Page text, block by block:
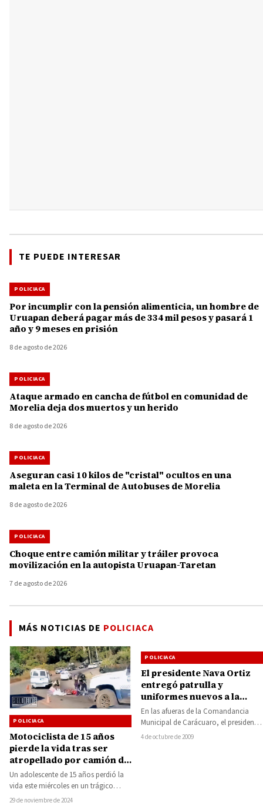
TE PUEDE INTERESAR
POLICIACA
Por incumplir con la pensión alimenticia, un hombre de
Uruapan deberá pagar más de 334 mil pesos y pasará 1
año y 9 meses en prisión
8 de agosto de 2026
POLICIACA
Ataque armado en cancha de fútbol en comunidad de
Morelia deja dos muertos y un herido
8 de agosto de 2026
POLICIACA
Aseguran casi 10 kilos de "cristal" ocultos en una
maleta en la Terminal de Autobuses de Morelia
8 de agosto de 2026
POLICIACA
Choque entre camión militar y tráiler provoca
movilización en la autopista Uruapan-Taretan
7 de agosto de 2026
MÁS NOTICIAS DE POLICIACA
POLICIACA
Motociclista de 15 años
pierde la vida tras ser
atropellado por camión de
la Coca Cola en la
carretera Tacámbaro- La
Viña
Un adolescente de 15 años perdió la
vida este miércoles en un trágico
accidente registrado en el kilómetro…
29 de noviembre de 2024
POLICIACA
El presidente Nava Ortiz
entregó patrulla y
uniformes nuevos a la
policía de Carácuaro
En las afueras de la Comandancia
Municipal de Carácuaro, el presidente
municipal Román Nava Ortiz, hizo la
4 de octubre de 2009